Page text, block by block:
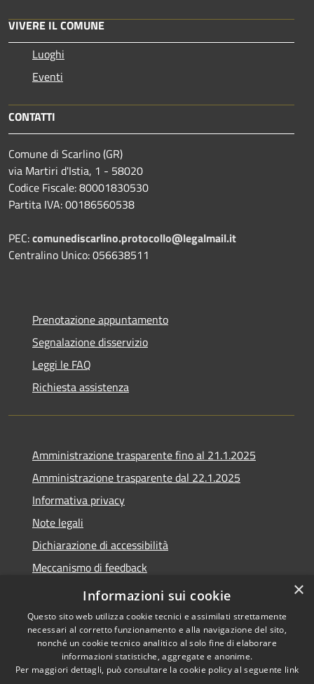
VIVERE IL COMUNE
Luoghi
Eventi
CONTATTI
Comune di Scarlino (GR)
via Martiri d'Istia, 1 - 58020
Codice Fiscale: 80001830530
Partita IVA: 00186560538
PEC:comunediscarlino.protocollo@legalmail.it
Centralino Unico: 056638511
Prenotazione appuntamento
Segnalazione disservizio
Leggi le FAQ
Richiesta assistenza
Amministrazione trasparente fino al 21.1.2025
Amministrazione trasparente dal 22.1.2025
Informativa privacy
Note legali
Dichiarazione di accessibilità
Meccanismo di feedback
Whistleblowing
Accessibilità
Copyright © 2020 •
Comune di Scarlino •
×
Informazioni sui cookie
Questo sito web utilizza cookie tecnici e assimilati strettamente
necessari al corretto funzionamento e alla navigazione del sito,
nonché un cookie tecnico analitico al solo fine di elaborare
informazioni statistiche, aggregate e anonime.
Per maggiori dettagli, può consultare la cookie policy al seguente link